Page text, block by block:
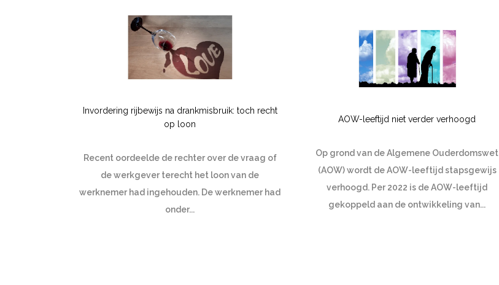
Invordering rijbewijs na drankmisbruik: toch recht
op loon
Recent oordeelde de rechter over de vraag of
de werkgever terecht het loon van de
werknemer had ingehouden. De werknemer had
onder...
AOW-leeftijd niet verder verhoogd
Op grond van de Algemene Ouderdomswet
(AOW) wordt de AOW-leeftijd stapsgewijs
verhoogd. Per 2022 is de AOW-leeftijd
gekoppeld aan de ontwikkeling van...